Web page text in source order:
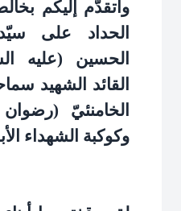
وأتقدّم إليكم
الحداد على
الحسين (عليه
القائد الشهيد
الخامنئيّ
وكوكبة الشهداء